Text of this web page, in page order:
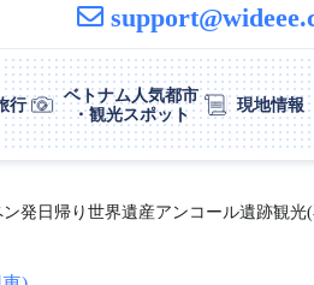
行
ベトナム人気都市
・観光スポット
現地情報
発日帰り世界遺産アンコール遺跡観光